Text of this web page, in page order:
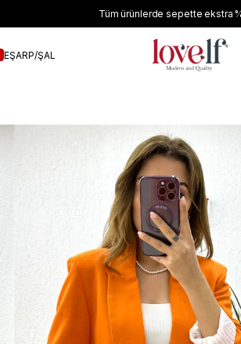
Tüm ürünlerde sepette ekstra
EŞARP/ŞAL